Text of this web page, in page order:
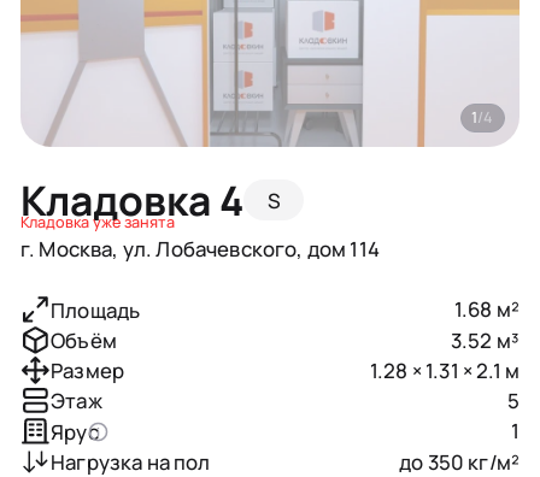
Кладовка 4 S
Кладовка уже занята
г. Москва, ул. Лобачевского, дом 114
1/4
Площадь
1.68 м²
Объём
3.52 м³
Размер
1.28 × 1.31 × 2.1 м
Этаж
5
Ярус
1
Нагрузка на пол
до 350 кг/м²